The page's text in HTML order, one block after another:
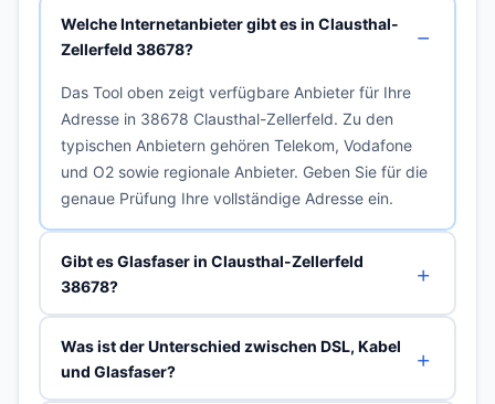
Welche Internetanbieter gibt es in Clausthal-
Zellerfeld 38678?
Das Tool oben zeigt verfügbare Anbieter für Ihre
Adresse in 38678 Clausthal-Zellerfeld. Zu den
typischen Anbietern gehören Telekom, Vodafone
und O2 sowie regionale Anbieter. Geben Sie für die
genaue Prüfung Ihre vollständige Adresse ein.
Gibt es Glasfaser in Clausthal-Zellerfeld
38678?
Was ist der Unterschied zwischen DSL, Kabel
und Glasfaser?